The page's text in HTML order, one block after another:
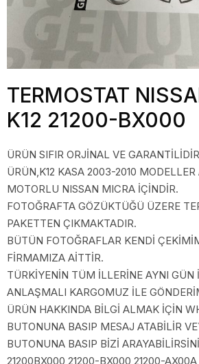
TERMOSTAT
K12 21200-BX000
ÜRÜN SIFIR ORJİNAL VE
ÜRÜN,K12 KASA 2003-2010 MODELLER
MOTORLU NISSAN MICRA İÇİNDİR.
FOTOĞRAFTA GÖZÜKTÜĞÜ ÜZERE
PAKETTEN ÇIKMAKTADIR.
BÜTÜN FOTOĞRAFLAR KENDİ
FİRMAMIZA AİTTİR.
TÜRKİYENİN TÜM İLLERİNE AYNI GÜN
ANLAŞMALI KARGOMUZ İLE
ÜRÜN HAKKINDA BİLGİ ALMAK İÇİN
BUTONUNA BASIP MESAJ ATABİLİR
BUTONUNA BASIP BİZİ
21200BX000 21200-BX000 21200-